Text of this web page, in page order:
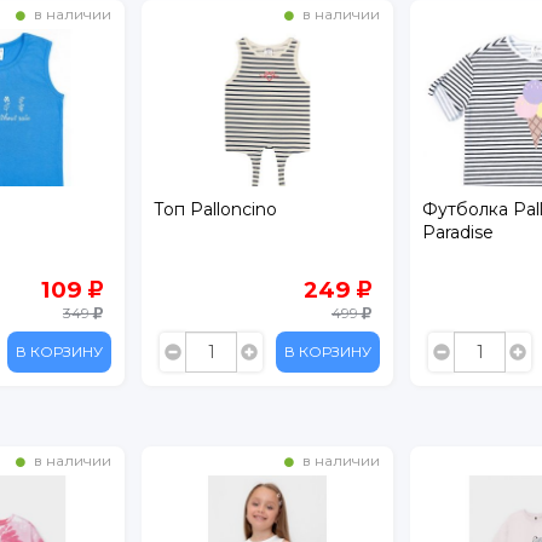
в наличии
109
349
В КОРЗИНУ
в наличии
Топ Palloncino
249
499
В КОРЗИНУ
Футболка
Paradise
в наличии в наличии